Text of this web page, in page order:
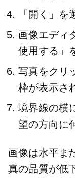
「開く」を
画像エディ
使用する」
写真をクリ
枠が表示さ
境界線の横
望の方向に
画像は水平ま
真の品質が低